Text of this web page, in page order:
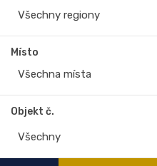
Všechny regiony
Místo
Všechna místa
Objekt č.